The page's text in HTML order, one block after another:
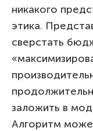
никакого
этика.
сверстать
заложить в
Алгоритм